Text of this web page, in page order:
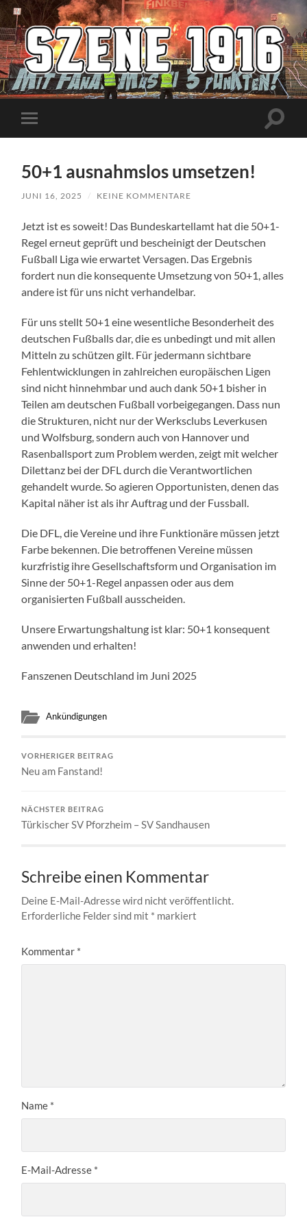
Szene1916
Menü
50+1 ausnahmslos umsetzen!
JUNI 16, 2025 / KEINE KOMMENTARE
Jetzt ist es soweit! Das Bundeskartellamt hat die 50+1-
Regel erneut geprüft und bescheinigt der Deutschen
Fußball Liga wie erwartet Versagen. Das Ergebnis
fordert nun die konsequente Umsetzung von 50+1, alles
andere ist für uns nicht verhandelbar.
Für uns stellt 50+1 eine wesentliche Besonderheit des
deutschen Fußballs dar, die es unbedingt und mit allen
Mitteln zu schützen gilt. Für jedermann sichtbare
Fehlentwicklungen in zahlreichen europäischen Ligen
sind nicht hinnehmbar und auch dank 50+1 bisher in
Teilen am deutschen Fußball vorbeigegangen. Dass nun
die Strukturen, nicht nur der Werksclubs Leverkusen
und Wolfsburg, sondern auch von Hannover und
Rasenballsport zum Problem werden, zeigt mit welcher
Dilettanz bei der DFL durch die Verantwortlichen
gehandelt wurde. So agieren Opportunisten, denen das
Kapital näher ist als ihr Auftrag und der Fussball.
Die DFL, die Vereine und ihre Funktionäre müssen jetzt
Farbe bekennen. Die betroffenen Vereine müssen
kurzfristig ihre Gesellschaftsform und Organisation im
Sinne der 50+1-Regel anpassen oder aus dem
organisierten Fußball ausscheiden.
Unsere Erwartungshaltung ist klar: 50+1 konsequent
anwenden und erhalten!
Fanszenen Deutschland im Juni 2025
Ankündigungen
VORHERIGER BEITRAG
Neu am Fanstand!
NÄCHSTER BEITRAG
Türkischer SV Pforzheim – SV Sandhausen
Schreibe einen Kommentar
Deine E-Mail-Adresse wird nicht veröffentlicht.
Erforderliche Felder sind mit * markiert
Kommentar *
Name *
E-Mail-Adresse *